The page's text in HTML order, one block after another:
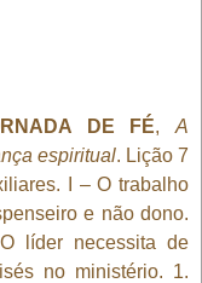
DE FÉ,A
espiritual. Lição 7
I – O trabalho
e não dono.
líder necessita de
no ministério. 1.